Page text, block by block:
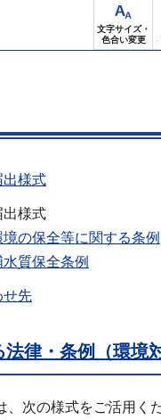
文字サイズ・
色合い変更
出様式
出様式
の保全等に関する条例
質保全条例
せ先
律・条例（環境
次の様式をご活用くだ